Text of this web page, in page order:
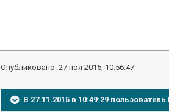
Опубликовано:27 ноя 2015, 10:56:47
В 27.11.2015 в 10:49:29